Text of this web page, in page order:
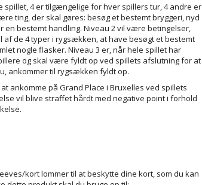
spillet, 4 er tilgængelige for hver spillers tur, 4 andre er
ting, der skal gøres: besøg et bestemt bryggeri, nyd
en bestemt handling. Niveau 2 vil være betingelser,
af de 4 typer i rygsækken, at have besøgt et bestemt
nogle flasker. Niveau 3 er, når hele spillet har
og skal være fyldt op ved spillets afslutning for at
ankommer til rygsækken fyldt op.
ankomme på Grand Place i Bruxelles ved spillets
vil blive straffet hårdt med negative point i forhold
kort lommer til at beskytte dine kort, som du kan